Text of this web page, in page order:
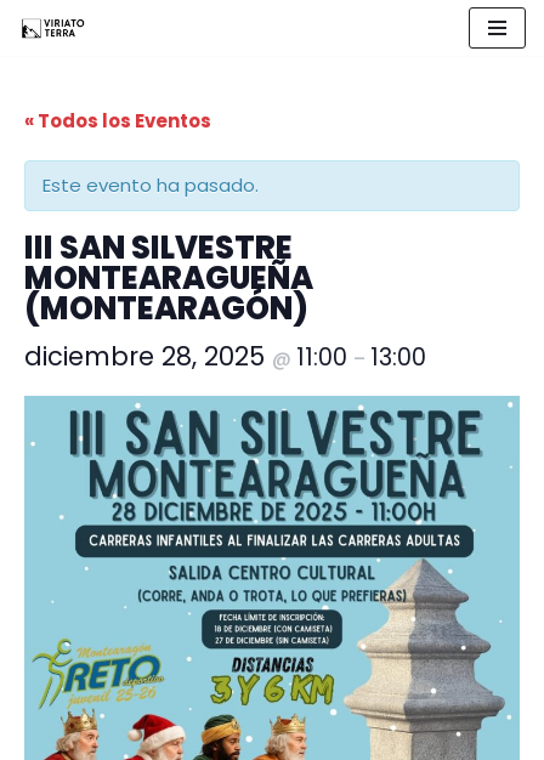
contenido
« Todos los Eventos
Este evento ha pasado.
III SAN SILVESTRE
MONTEARAGUEÑA
(MONTEARAGÓN)
diciembre 28, 2025 @ 11:00 – 13:00